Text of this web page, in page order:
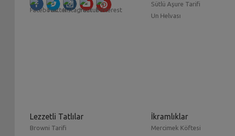
Sütlü Aşure Tarifi
Un Helvası
Lezzetli Tatlılar
Browni Tarifi
İkramlıklar
Mercimek Köftesi